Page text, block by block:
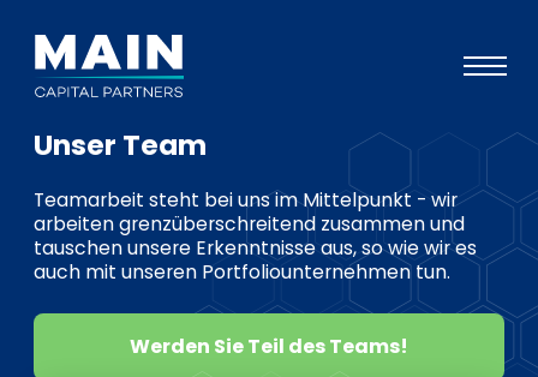
Ansatz
Wissen
Veranstaltungen
Investoren
Unser Team
Teamarbeit steht bei uns im Mittelpunkt - wir
arbeiten grenzüberschreitend zusammen und
tauschen unsere Erkenntnisse aus, so wie wir es
auch mit unseren Portfoliounternehmen tun.
Werden Sie Teil des Teams!